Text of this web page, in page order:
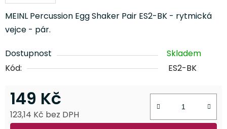
MEINL Percussion Egg Shaker Pair ES2-BK - rytmická
vejce - pár.
Dostupnost
Skladem
Kód:
ES2-BK
149 Kč
123,14 Kč bez DPH